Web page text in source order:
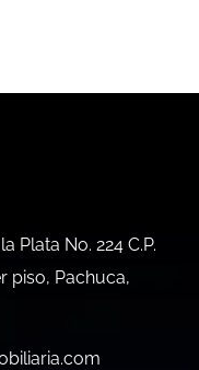
Plata No. 224 C.P.
piso, Pachuca,